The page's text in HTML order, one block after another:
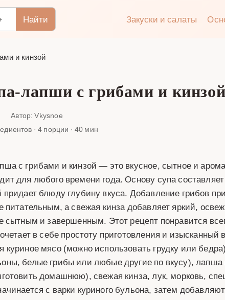
Найти Закуски и салаты
и кинзой
лапши с грибами и кинзой
Автор: Vkysnoe
· 4 порции · 40 мин
с грибами и кинзой — это вкусное, сытное и
для любого времени года. Основу супа
придает блюду глубину вкуса. Добавление грибов
питательным, а свежая кинза добавляет яркий,
сытным и завершенным. Этот рецепт понравится
в себе простоту приготовления и изысканный
куриное мясо (можно использовать грудку или
белые грибы или любые другие по вкусу), лапша
домашнюю), свежая кинза, лук, морковь,
с варки куриного бульона, затем